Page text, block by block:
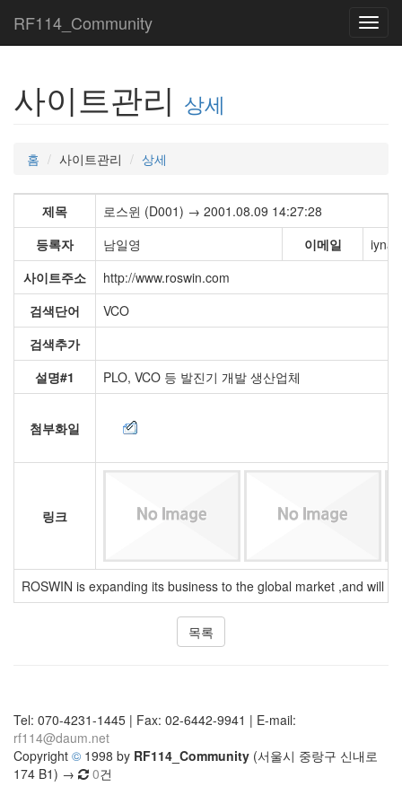
RF114_Community
사이트관리 상세
홈 사이트관리 상세
제목
로스윈 (D001) → 2001.08.09 14:27:28
등록자
남일영 이메일
사이트주소
http://www.roswin.com
검색단어
VCO
검색추가
설명#1
PLO, VCO 등 발진기 개발 생산업체
첨부화일
링크
ROSWIN is expanding its business to the global market ,and will
목록
Tel: 070-4231-1445 | Fax: 02-6442-9941 | E-mail:
rf114@daum.net
Copyright © 1998 by RF114_Community (서울시 중랑구 신내로
174 B1) →
0건